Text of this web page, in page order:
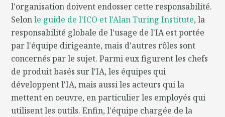
l'organisation doivent endosser cette responsabilité.
Selonle guide de l'ICO et l'Alan Turing Institute, la
responsabilité globale de l'usage de l'IA est portée
par l'équipe dirigeante, mais d'autres rôles sont
concernés par le sujet. Parmi eux figurent les chefs
de produit basés sur l'IA, les équipes qui
développent l'IA, mais aussi les acteurs qui la
mettent en oeuvre, en particulier les employés qui
utilisent les outils. Enfin, l'équipe chargée de la